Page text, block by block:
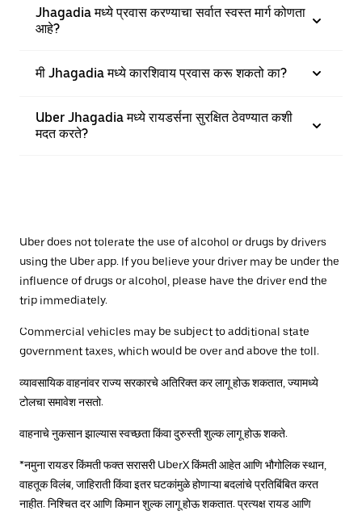
Jhagadia मध्ये प्रवास करण्याचा सर्वात स्वस्त मार्ग कोणता
आहे?
मी Jhagadia मध्ये कारशिवाय प्रवास करू शकतो का?
Uber Jhagadia मध्ये रायडर्सना सुरक्षित ठेवण्यात कशी
मदत करते?
Uber does not tolerate the use of alcohol or drugs by drivers
using the Uber app. If you believe your driver may be under the
influence of drugs or alcohol, please have the driver end the
trip immediately.
Commercial vehicles may be subject to additional state
government taxes, which would be over and above the toll.
व्यावसायिक वाहनांवर राज्य सरकारचे अतिरिक्त कर लागू होऊ शकतात, ज्यामध्ये
टोलचा समावेश नसतो.
वाहनाचे नुकसान झाल्यास स्वच्छता किंवा दुरुस्ती शुल्क लागू होऊ शकते.
*नमुना रायडर किंमती फक्त सरासरी UberX किंमती आहेत आणि भौगोलिक स्थान,
वाहतूक विलंब, जाहिराती किंवा इतर घटकांमुळे होणाऱ्या बदलांचे प्रतिबिंबित करत
नाहीत. निश्चित दर आणि किमान शुल्क लागू होऊ शकतात. प्रत्यक्ष रायड आणि